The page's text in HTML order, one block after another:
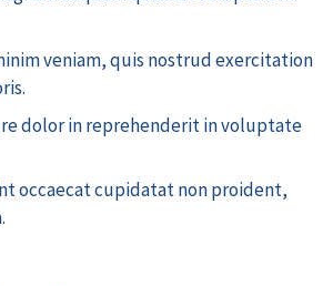
veniam, quis nostrud exercitation
dolor in reprehenderit in voluptate
occaecat cupidatat non proident,